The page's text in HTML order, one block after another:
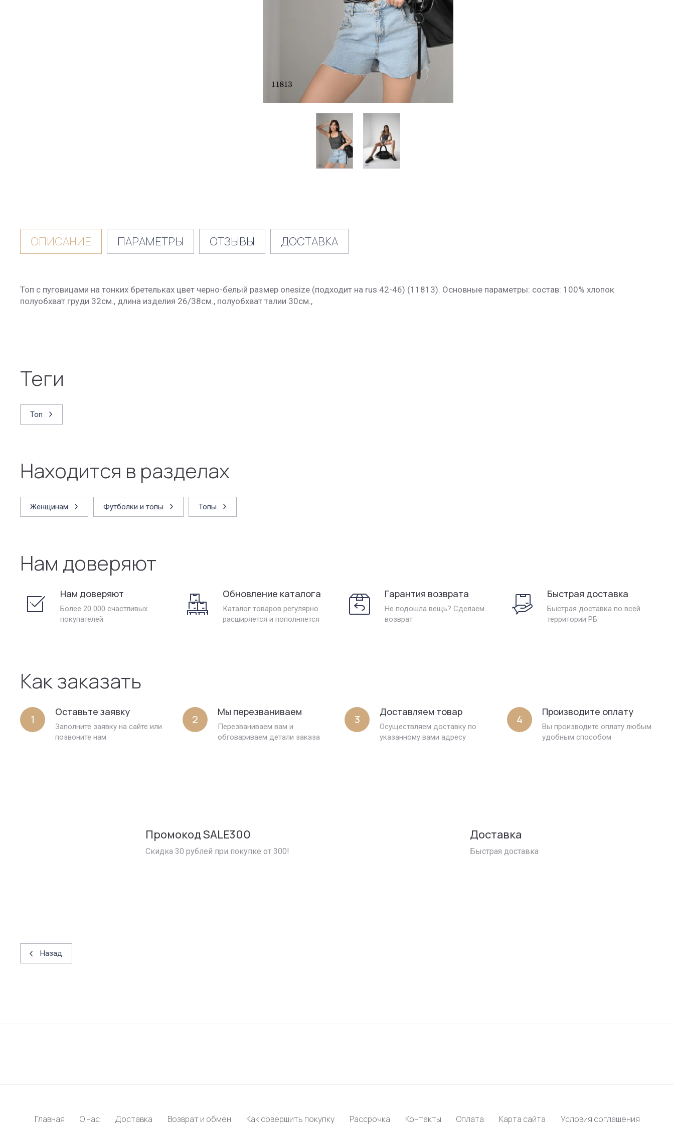
ОПИСАНИЕ ПАРАМЕТРЫ ОТЗЫВЫ ДОСТАВКА
Топ с пуговицами на тонких бретельках цвет черно-белый размер onesize (подходит на rus 42-46) (11813). Основные параметры: состав: 100% хлопок
полуобхват груди 32см., длина изделия 26/38см., полуобхват талии 30см.,
теги
Топ
Находится в разделах
Женщинам Футболки и топы Топы
Нам доверяют
Нам доверяют
Более 20 000 счастливых
покупателей
Обновление каталога
Каталог товаров регулярно
расширяется и пополняется
Гарантия возврата
Не подошла вещь? Сделаем
возврат
Быстрая доставка
Быстрая доставка по всей
территории РБ
Как заказать
1
Оставьте заявку
Заполните заявку на сайте или
позвоните нам
2
Мы перезваниваем
Перезваниваем вам и
обговариваем детали заказа
3
Доставляем товар
Осуществляем доставку по
указанному вами адресу
4
Производите оплату
Вы производите оплату любым
удобным способом
Промокод SALE300
Скидка 30 рублей при покупке от 300!
Доставка
Быстрая доставка
Назад
Главная О нас Доставка Возврат и обмен Как совершить покупку Рассрочка Контакты Оплата Карта сайта Условия соглашения